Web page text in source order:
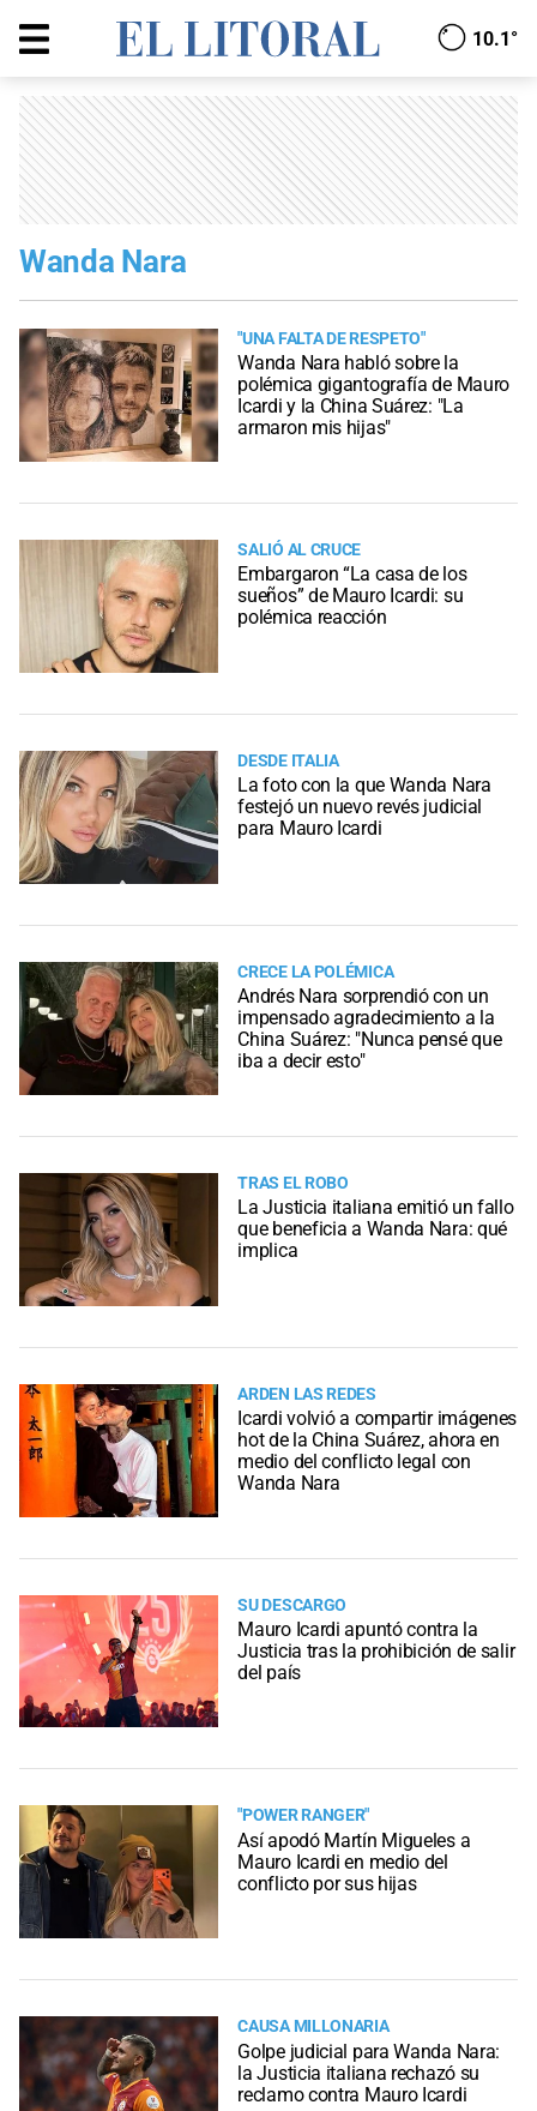
10.1°
Wanda Nara
"UNA FALTA DE RESPETO"
Wanda Nara habló sobre la
polémica gigantografía de Mauro
Icardi y la China Suárez: "La
armaron mis hijas"
SALIÓ AL CRUCE
Embargaron “La casa de los
sueños” de Mauro Icardi: su
polémica reacción
DESDE ITALIA
La foto con la que Wanda Nara
festejó un nuevo revés judicial
para Mauro Icardi
CRECE LA POLÉMICA
Andrés Nara sorprendió con un
impensado agradecimiento a la
China Suárez: "Nunca pensé que
iba a decir esto"
TRAS EL ROBO
La Justicia italiana emitió un fallo
que beneficia a Wanda Nara: qué
implica
ARDEN LAS REDES
Icardi volvió a compartir imágenes
hot de la China Suárez, ahora en
medio del conflicto legal con
Wanda Nara
SU DESCARGO
Mauro Icardi apuntó contra la
Justicia tras la prohibición de salir
del país
"POWER RANGER"
Así apodó Martín Migueles a
Mauro Icardi en medio del
conflicto por sus hijas
CAUSA MILLONARIA
Golpe judicial para Wanda Nara:
la Justicia italiana rechazó su
reclamo contra Mauro Icardi